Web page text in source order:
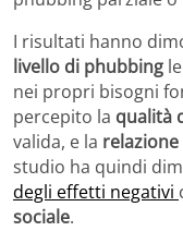
I risultati hanno
livello di phubbing
nei propri bisogni
percepito la qualità
valida, e la relazione
studio ha quindi
degli effetti negativi
sociale.